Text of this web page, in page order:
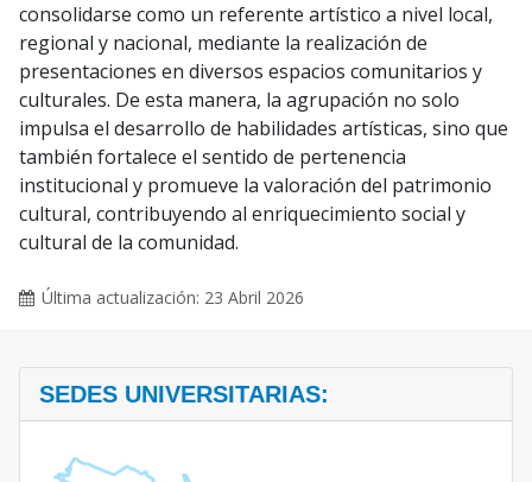
consolidarse como un referente artístico a nivel local,
regional y nacional, mediante la realización de
presentaciones en diversos espacios comunitarios y
culturales. De esta manera, la agrupación no solo
impulsa el desarrollo de habilidades artísticas, sino que
también fortalece el sentido de pertenencia
institucional y promueve la valoración del patrimonio
cultural, contribuyendo al enriquecimiento social y
cultural de la comunidad.
Última actualización: 23 Abril 2026
SEDES UNIVERSITARIAS: